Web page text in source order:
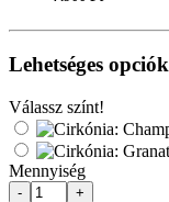
Lehetséges opciók
Válassz színt!
Mennyiség
- +